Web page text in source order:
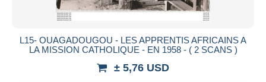
L15- OUAGADOUGOU - LES APPRENTIS AFRICAINS A
LA MISSION CATHOLIQUE - EN 1958 - ( 2 SCANS )
± 5,76 USD